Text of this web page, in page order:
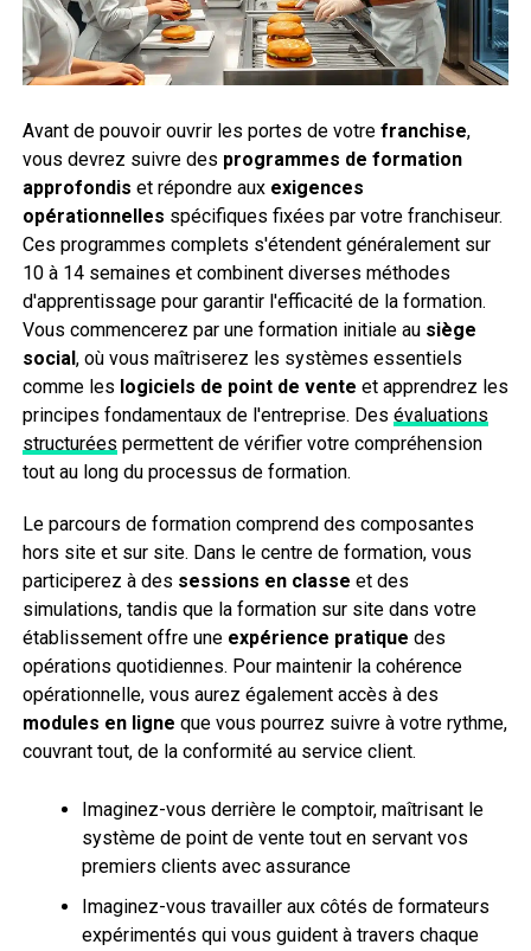
Avant de pouvoir ouvrir les portes de votre franchise,
vous devrez suivre des programmes de formation
approfondis et répondre aux exigences
opérationnelles spécifiques fixées par votre franchiseur.
Ces programmes complets s'étendent généralement sur
10 à 14 semaines et combinent diverses méthodes
d'apprentissage pour garantir l'efficacité de la formation.
Vous commencerez par une formation initiale au siège
social, où vous maîtriserez les systèmes essentiels
comme les logiciels de point de vente et apprendrez les
principes fondamentaux de l'entreprise. Des évaluations
structurées permettent de vérifier votre compréhension
tout au long du processus de formation.
Le parcours de formation comprend des composantes
hors site et sur site. Dans le centre de formation, vous
participerez à des sessions en classe et des
simulations, tandis que la formation sur site dans votre
établissement offre une expérience pratique des
opérations quotidiennes. Pour maintenir la cohérence
opérationnelle, vous aurez également accès à des
modules en ligne que vous pourrez suivre à votre rythme,
couvrant tout, de la conformité au service client.
Imaginez-vous derrière le comptoir, maîtrisant le
système de point de vente tout en servant vos
premiers clients avec assurance
Imaginez-vous travailler aux côtés de formateurs
expérimentés qui vous guident à travers chaque